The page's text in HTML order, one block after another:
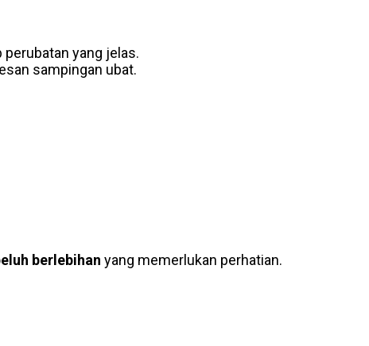
yang jelas.
sampingan ubat.
berlebihan yang memerlukan perhatian.